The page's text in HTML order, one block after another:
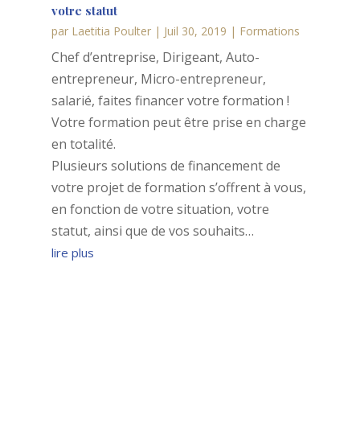
votre statut
par Laetitia Poulter| Juil 30, 2019 | Formations
Chef d’entreprise, Dirigeant, Auto-
entrepreneur, Micro-entrepreneur,
salarié, faites financer votre formation !
Votre formation peut être prise en charge
en totalité.
Plusieurs solutions de financement de
votre projet de formation s’offrent à vous,
en fonction de votre situation, votre
statut, ainsi que de vos souhaits…
lire plus